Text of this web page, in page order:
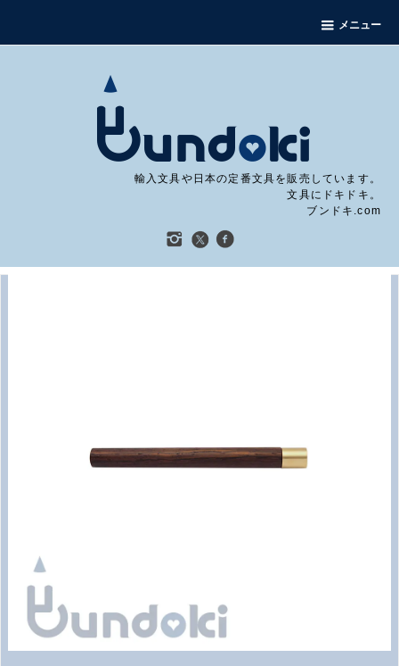
メニュー
輸入文具や日本の定番文具を販売しています。
文具にドキドキ。
ブンドキ.com